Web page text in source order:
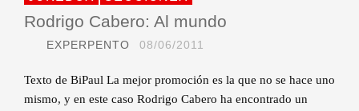
Rodrigo Cabero: Al mundo
EXPERPENTO 08/06/2011
Texto de BiPaul La mejor promoción es la que no se hace uno
mismo, y en este caso Rodrigo Cabero ha encontrado un